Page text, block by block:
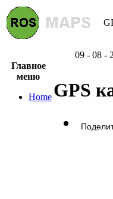
09 - 08 -
Главное
меню
Home GPS